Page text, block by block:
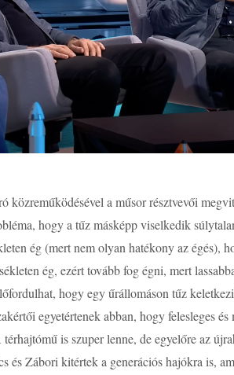
közreműködésével a műsor résztvevői
hogy a tűz másképp viselkedik
ég (mert nem olyan hatékony az égés),
ég, ezért tovább fog égni, mert
hogy egy űrállomáson tűz
egyetértenek abban, hogy felesleges
is szuper lenne, de egyelőre az
és Zábori kitértek a generációs hajókra is,